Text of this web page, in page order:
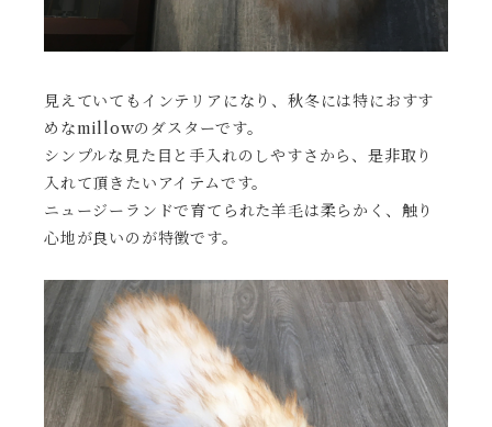
見えていてもインテリアになり、秋冬には特におすす
めなmillowのダスターです。
シンプルな見た目と手入れのしやすさから、是非取り
入れて頂きたいアイテムです。
ニュージーランドで育てられた羊毛は柔らかく、触り
心地が良いのが特徴です。